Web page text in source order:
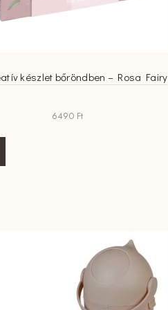
készlet bőröndben – Rosa Fairy
6490 Ft